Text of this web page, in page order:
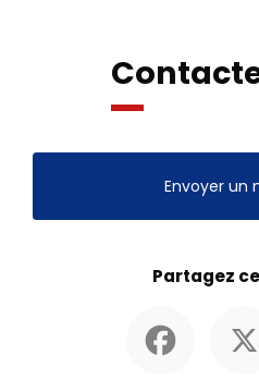
Envoyer un
Partagez